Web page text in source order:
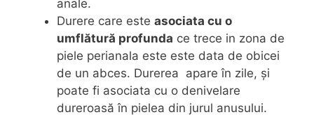
anale.
Durere care este asociata cu o
umflătură profunda ce trece in zona de
piele perianala este este data de obicei
de un abces. Durerea apare în zile, și
poate fi asociata cu o denivelare
dureroasă în pielea din jurul anusului.